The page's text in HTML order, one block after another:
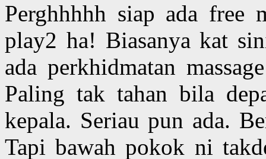
Perghhhhh siap ada free
play2 ha! Biasanya kat
ada perkhidmatan
Paling tak tahan bila
kepala. Seriau pun ada.
Tapi bawah pokok ni